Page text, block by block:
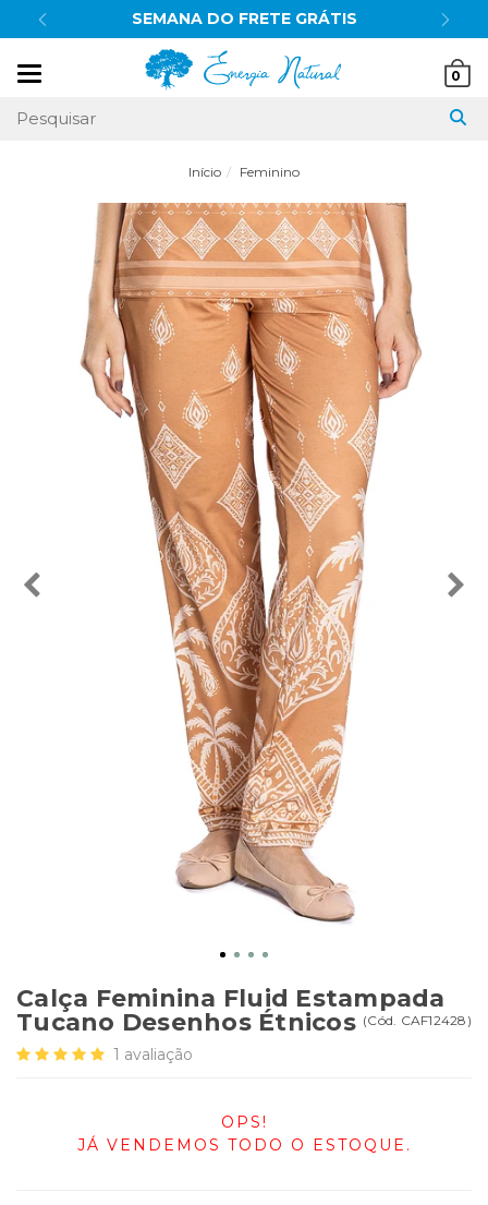
SEMANA DO FRETE GRÁTIS
0
Início Feminino
Calça Feminina Fluid Estampada
Tucano Desenhos Étnicos (Cód. CAF12428 )
1 avaliação
OPS!
JÁ VENDEMOS TODO O ESTOQUE.